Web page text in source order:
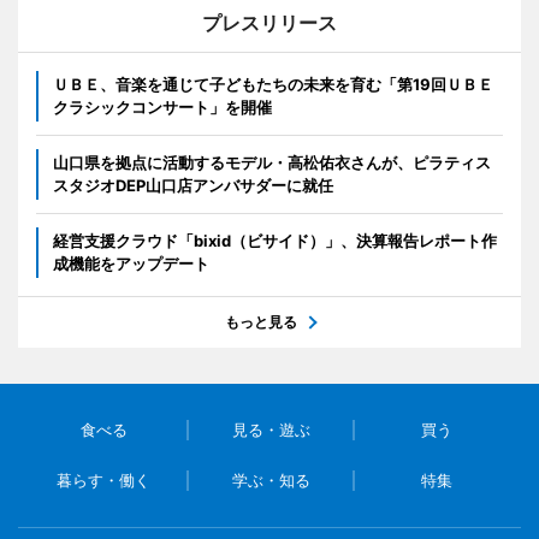
プレスリリース
ＵＢＥ、音楽を通じて子どもたちの未来を育む「第19回ＵＢＥ
クラシックコンサート」を開催
山口県を拠点に活動するモデル・高松佑衣さんが、ピラティス
スタジオDEP山口店アンバサダーに就任
経営支援クラウド「bixid（ビサイド）」、決算報告レポート作
成機能をアップデート
もっと見る
食べる 見る・遊ぶ 買う
暮らす・働く 学ぶ・知る 特集